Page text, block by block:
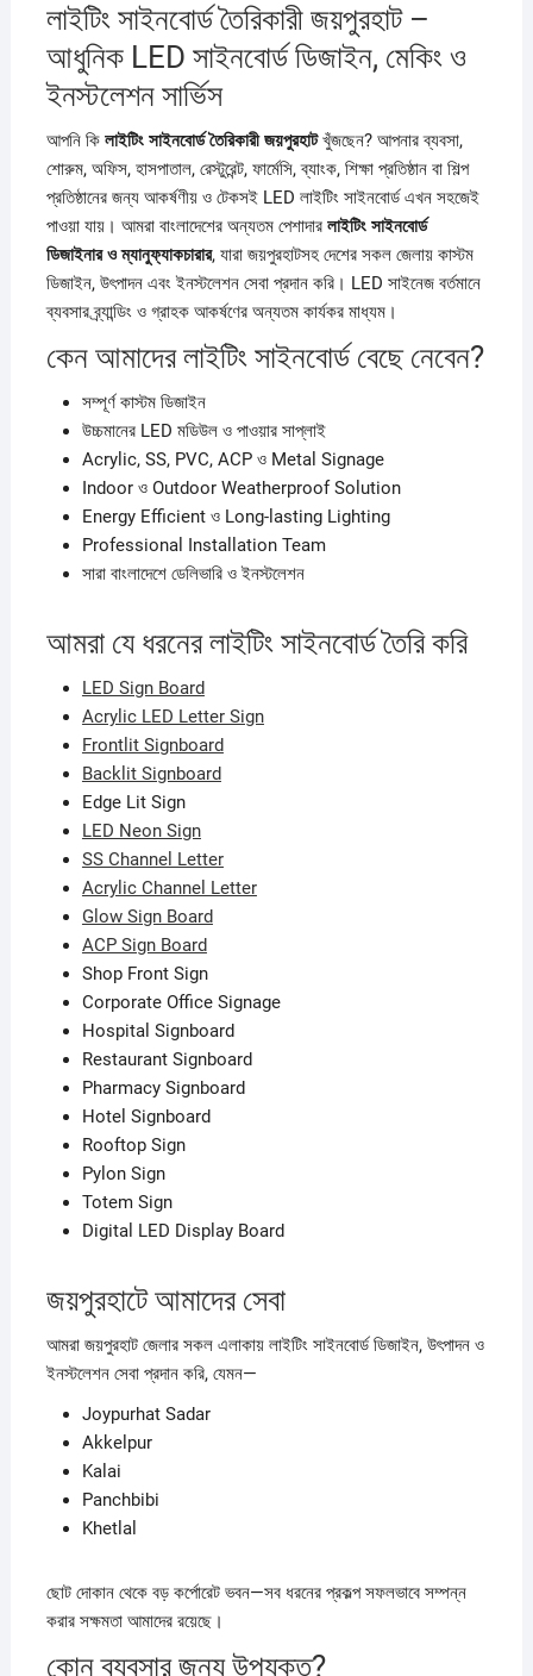
লাইটিং সাইনবোর্ড তৈরিকারী জয়পুরহাট –
আধুনিক LED সাইনবোর্ড ডিজাইন, মেকিং ও
ইনস্টলেশন সার্ভিস
আপনি কি লাইটিং সাইনবোর্ড তৈরিকারী জয়পুরহাটখুঁজছেন? আপনার ব্যবসা,
শোরুম, অফিস, হাসপাতাল, রেস্টুরেন্ট, ফার্মেসি, ব্যাংক, শিক্ষা প্রতিষ্ঠান বা শিল্প
প্রতিষ্ঠানের জন্য আকর্ষণীয় ও টেকসই LED লাইটিং সাইনবোর্ড এখন সহজেই
পাওয়া যায়। আমরা বাংলাদেশের অন্যতম পেশাদার লাইটিং সাইনবোর্ড
ডিজাইনার ও ম্যানুফ্যাকচারার, যারা জয়পুরহাটসহ দেশের সকল জেলায় কাস্টম
ডিজাইন, উৎপাদন এবং ইনস্টলেশন সেবা প্রদান করি। LED সাইনেজ বর্তমানে
ব্যবসার ব্র্যান্ডিং ও গ্রাহক আকর্ষণের অন্যতম কার্যকর মাধ্যম।
কেন আমাদের লাইটিং সাইনবোর্ড বেছে নেবেন?
সম্পূর্ণ কাস্টম ডিজাইন
উচ্চমানের LED মডিউল ও পাওয়ার সাপ্লাই
Acrylic, SS, PVC, ACP ও Metal Signage
Indoor ও Outdoor Weatherproof Solution
Energy Efficient ও Long-lasting Lighting
Professional Installation Team
সারা বাংলাদেশে ডেলিভারি ও ইনস্টলেশন
আমরা যে ধরনের লাইটিং সাইনবোর্ড তৈরি করি
LED Sign Board
Acrylic LED Letter Sign
Frontlit Signboard
Backlit Signboard
Edge Lit Sign
LED Neon Sign
SS Channel Letter
Acrylic Channel Letter
Glow Sign Board
ACP Sign Board
Shop Front Sign
Corporate Office Signage
Hospital Signboard
Restaurant Signboard
Pharmacy Signboard
Hotel Signboard
Rooftop Sign
Pylon Sign
Totem Sign
Digital LED Display Board
জয়পুরহাটে আমাদের সেবা
আমরা জয়পুরহাট জেলার সকল এলাকায় লাইটিং সাইনবোর্ড ডিজাইন, উৎপাদন ও
ইনস্টলেশন সেবা প্রদান করি, যেমন—
Joypurhat Sadar
Akkelpur
Kalai
Panchbibi
Khetlal
ছোট দোকান থেকে বড় কর্পোরেট ভবন—সব ধরনের প্রকল্প সফলভাবে সম্পন্ন
করার সক্ষমতা আমাদের রয়েছে।
কোন ব্যবসার জন্য উপযুক্ত?